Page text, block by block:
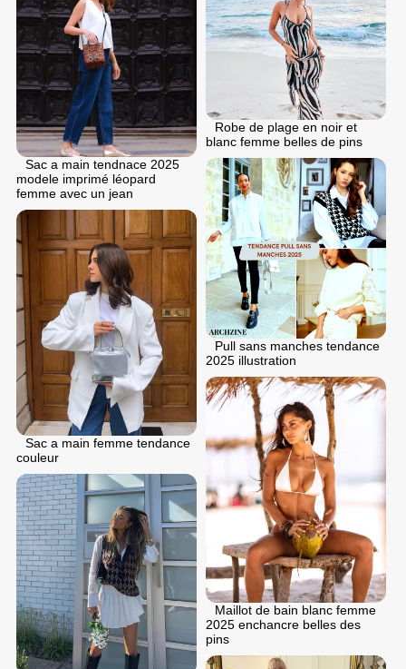
Robe de plage en noir et
blanc femme belles de pins
Sac a main tendnace 2025
modele imprimé léopard
femme avec un jean
Pull sans manches tendance
2025 illustration
Sac a main femme tendance
couleur
Maillot de bain blanc femme
2025 enchancre belles des
pins